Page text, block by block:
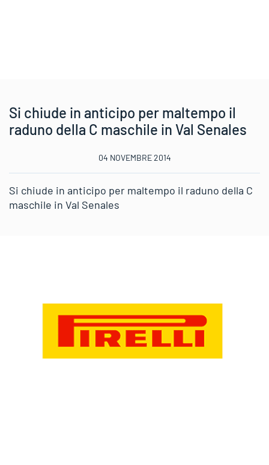
Si chiude in anticipo per maltempo il
raduno della C maschile in Val Senales
04 NOVEMBRE 2014
Si chiude in anticipo per maltempo il raduno della C
maschile in Val Senales